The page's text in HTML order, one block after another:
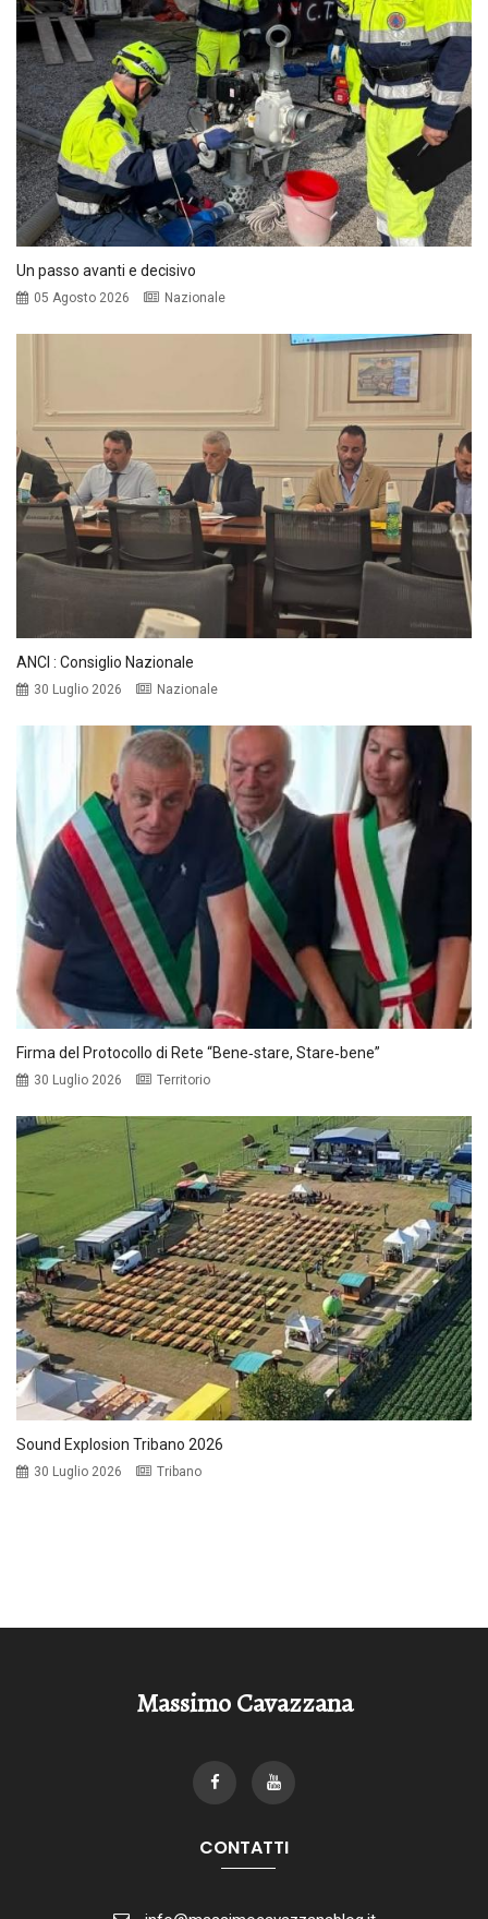
Un passo avanti e decisivo
05 Agosto 2026 Nazionale
ANCI : Consiglio Nazionale
30 Luglio 2026 Nazionale
Firma del Protocollo di Rete “Bene‑stare, Stare‑bene”
30 Luglio 2026 Territorio
Sound Explosion Tribano 2026
30 Luglio 2026 Tribano
Massimo Cavazzana
CONTATTI